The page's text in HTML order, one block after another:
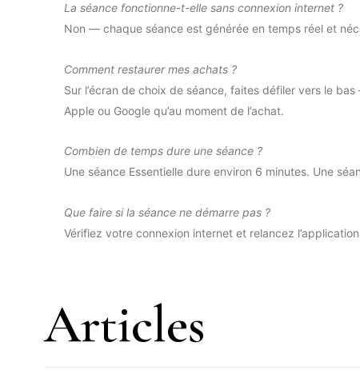
La séance fonctionne-t-elle sans connexion internet ?
Non — chaque séance est générée en temps réel et
Comment restaurer mes achats ?
Sur l’écran de choix de séance, faites défiler vers le
Apple ou Google qu’au moment de l’achat.
Combien de temps dure une séance ?
Une séance Essentielle dure environ 6 minutes. Une
Que faire si la séance ne démarre pas ?
Vérifiez votre connexion internet et relancez
Articles